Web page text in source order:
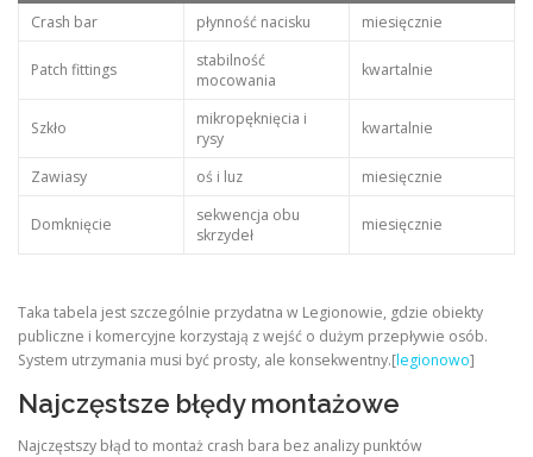
Crash bar płynność nacisku miesięcznie
Patch fittings
stabilność
mocowania
kwartalnie
Szkło
mikropęknięcia i
rysy
kwartalnie
Zawiasy oś i luz miesięcznie
Domknięcie
sekwencja obu
skrzydeł
miesięcznie
Taka tabela jest szczególnie przydatna w Legionowie, gdzie obiekty
publiczne i komercyjne korzystają z wejść o dużym przepływie osób.
System utrzymania musi być prosty, ale konsekwentny.[legionowo]
Najczęstsze błędy montażowe
Najczęstszy błąd to montaż crash bara bez analizy punktów